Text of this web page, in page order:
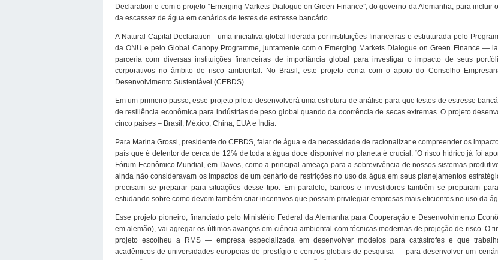
Declaration e com o projeto “Emerging Markets Dialogue on Green Finance”, do governo da Alemanha, para incluir
da escassez de água em cenários de testes de estresse bancário
A Natural Capital Declaration –uma iniciativa global liderada por instituições financeiras e estruturada pelo
da ONU e pelo Global Canopy Programme, juntamente com o Emerging Markets Dialogue on Green Finance —
parceria com diversas instituições financeiras de importância global para investigar o impacto de seus
corporativos no âmbito de risco ambiental. No Brasil, este projeto conta com o apoio do Conselho
Desenvolvimento Sustentável (CEBDS).
Em um primeiro passo, esse projeto piloto desenvolverá uma estrutura de análise para que testes de estresse
de resiliência econômica para indústrias de peso global quando da ocorrência de secas extremas. O projeto
cinco países – Brasil, México, China, EUA e Índia.
Para Marina Grossi, presidente do CEBDS, falar de água e da necessidade de racionalizar e compreender os
país que é detentor de cerca de 12% de toda a água doce disponível no planeta é crucial. “O risco hídrico já foi
Fórum Econômico Mundial, em Davos, como a principal ameaça para a sobrevivência de nossos sistemas
ainda não consideravam os impactos de um cenário de restrições no uso da água em seus planejamentos
precisam se preparar para situações desse tipo. Em paralelo, bancos e investidores também se preparam
estudando sobre como devem também criar incentivos que possam privilegiar empresas mais eficientes no uso da
Esse projeto pioneiro, financiado pelo Ministério Federal da Alemanha para Cooperação e Desenvolvimento
em alemão), vai agregar os últimos avanços em ciência ambiental com técnicas modernas de projeção de risco. O
projeto escolheu a RMS — empresa especializada em desenvolver modelos para catástrofes e que
acadêmicos de universidades europeias de prestígio e centros globais de pesquisa — para desenvolver um